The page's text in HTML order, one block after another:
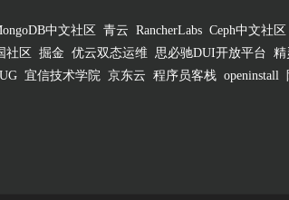
中文社区 青云 RancherLabs Ceph中文社区
社区 掘金 优云双态运维 思必驰DUI开放平台 精
宜信技术学院 京东云 程序员客栈 openinstall